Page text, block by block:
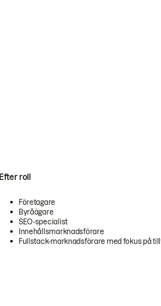
Efter roll
Företagare
Byråägare
SEO-specialist
Innehållsmarknadsförare
Fullstack-marknadsförare med fokus på